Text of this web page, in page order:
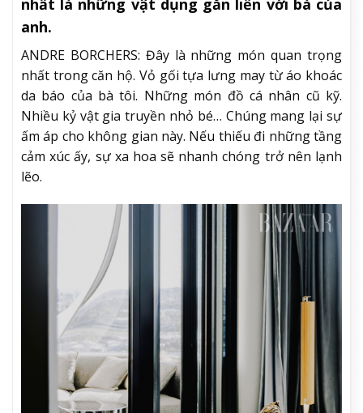
nhất là những vật dụng gắn liền với bà của
anh.
ANDRE BORCHERS: Đây là những món quan trọng
nhất trong căn hộ. Vỏ gối tựa lưng may từ áo khoác
da báo của bà tôi. Những món đồ cá nhân cũ kỹ.
Nhiều kỷ vật gia truyền nhỏ bé… Chúng mang lại sự
ấm áp cho không gian này. Nếu thiếu đi những tầng
cảm xúc ấy, sự xa hoa sẽ nhanh chóng trở nên lạnh
lẽo.